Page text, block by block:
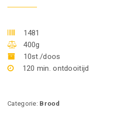
1481
400g
10st./doos
120 min. ontdooitijd
Categorie: Brood